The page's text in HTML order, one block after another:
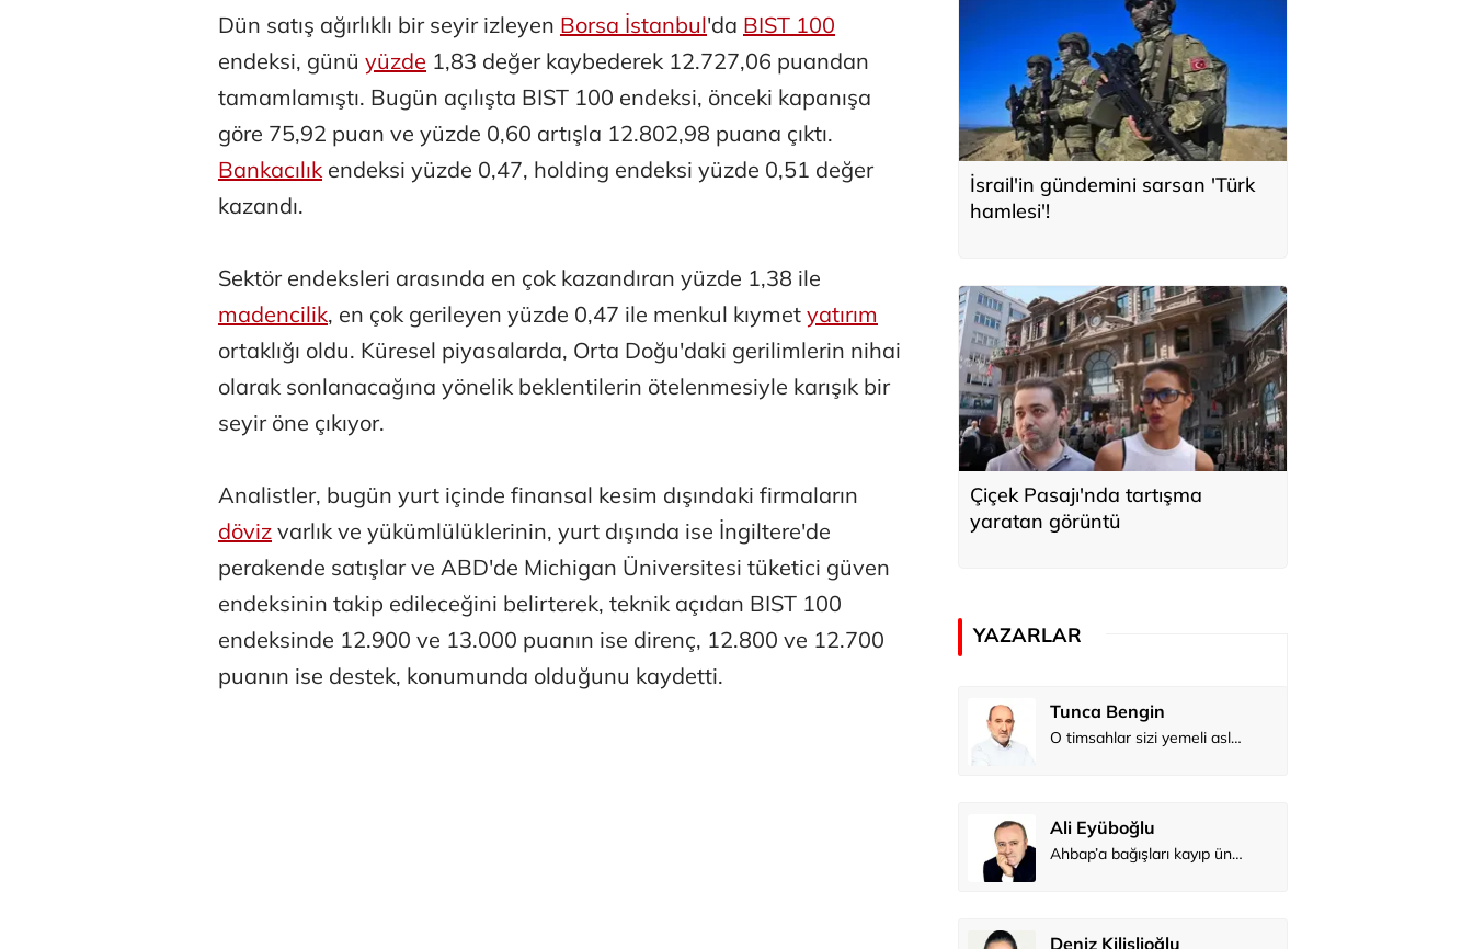
Dün satış ağırlıklı bir seyir izleyen Borsa İstanbul'da BIST 100
endeksi, günü yüzde 1,83 değer kaybederek 12.727,06 puandan
tamamlamıştı. Bugün açılışta BIST 100 endeksi, önceki kapanışa
göre 75,92 puan ve yüzde 0,60 artışla 12.802,98 puana çıktı.
Bankacılıkendeksi yüzde 0,47, holding endeksi yüzde 0,51 değer
kazandı.
Sektör endeksleri arasında en çok kazandıran yüzde 1,38 ile
madencilik, en çok gerileyen yüzde 0,47 ile menkul kıymet yatırım
ortaklığı oldu. Küresel piyasalarda, Orta Doğu'daki gerilimlerin nihai
olarak sonlanacağına yönelik beklentilerin ötelenmesiyle karışık bir
seyir öne çıkıyor.
Analistler, bugün yurt içinde finansal kesim dışındaki firmaların
döviz varlık ve yükümlülüklerinin, yurt dışında ise İngiltere'de
perakende satışlar ve ABD'de Michigan Üniversitesi tüketici güven
endeksinin takip edileceğini belirterek, teknik açıdan BIST 100
endeksinde 12.900 ve 13.000 puanın ise direnç, 12.800 ve 12.700
puanın ise destek, konumunda olduğunu kaydetti.
İsrail'in gündemini sarsan 'Türk
hamlesi'!
Çiçek Pasajı'nda tartışma
yaratan görüntü
YAZARLAR
Tunca Bengin
O timsahlar sizi yemeli aslında!...
Ali Eyüboğlu
Ahbap’a bağışları kayıp ünlüler var
Deniz Kilislioğlu